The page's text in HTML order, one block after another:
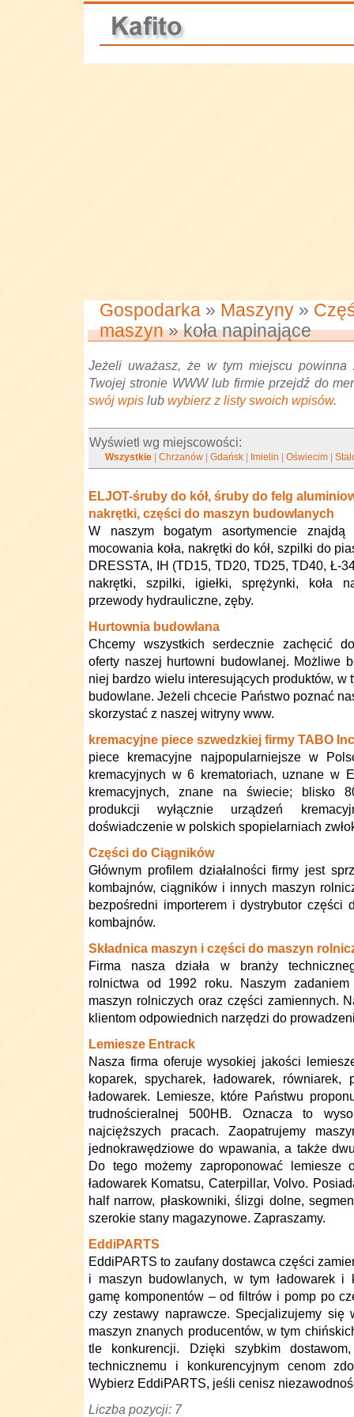
Gospodarka » Maszyny »
maszyn» koła napinające
Jeżeli uważasz, że w tym miejscu powinna
Twojej stronie WWW lub firmie przejdź do
swój wpis lub wybierz z listy swoich wpisów.
Wyświetl wg miejscowości:
Wszystkie |Chrzanów |Gdańsk Imielin |Oświecim |
ELJOT-śruby do kół, śruby do felg
nakrętki, części do maszyn budowlanych
W naszym bogatym asortymencie znajdą
mocowania koła, nakrętki do kół, szpilki do
DRESSTA, IH (TD15, TD20, TD25, TD40, Ł-
nakrętki, szpilki, igiełki, sprężynki, koła
przewody hydrauliczne, zęby.
Hurtownia budowlana
Chcemy wszystkich serdecznie zachęcić
oferty naszej hurtowni budowlanej. Możliwe
niej bardzo wielu interesujących produktów, w
budowlane. Jeżeli chcecie Państwo poznać
skorzystać z naszej witryny www.
kremacyjne piece szwedzkiej firmy TABO
piece kremacyjne najpopularniejsze w
kremacyjnych w 6 krematoriach, uznane w
kremacyjnych, znane na świecie; blisko
produkcji wyłącznie urządzeń
doświadczenie w polskich spopielarniach
Części do Ciągników
Głównym profilem działalności firmy jest
kombajnów, ciągników i innych maszyn
bezpośredni importerem i dystrybutor części
kombajnów.
Składnica maszyn i części do maszyn
Firma nasza działa w branży
rolnictwa od 1992 roku. Naszym zadaniem
maszyn rolniczych oraz części zamiennych.
klientom odpowiednich narzędzi do
Lemiesze Entrack
Nasza firma oferuje wysokiej jakości
koparek, spycharek, ładowarek, równiarek,
ładowarek. Lemiesze, które Państwu
trudnościeralnej 500HB. Oznacza to
najcięższych pracach. Zaopatrujemy
jednokrawędziowe do wpawania, a także
Do tego możemy zaproponować lemiesze
ładowarek Komatsu, Caterpillar, Volvo.
half narrow, płaskowniki, ślizgi dolne,
szerokie stany magazynowe. Zapraszamy.
EddiPARTS
EddiPARTS to zaufany dostawca części
i maszyn budowlanych, w tym ładowarek i
gamę komponentów – od filtrów i pomp po
czy zestawy naprawcze. Specjalizujemy się
maszyn znanych producentów, w tym
tle konkurencji. Dzięki szybkim
technicznemu i konkurencyjnym cenom
Wybierz EddiPARTS, jeśli cenisz
Liczba pozycji: 7